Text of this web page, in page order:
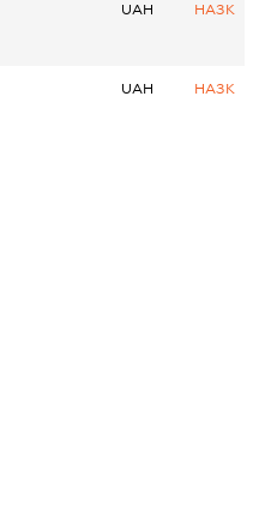
UAH НАЗК
UAH НАЗК